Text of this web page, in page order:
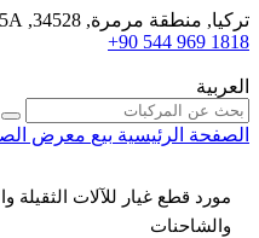
تركيا, منطقة مرمرة, 34528, Kazım Karabekir Cd., 5A
+90 544 969 1818
العربية
الصفحة الرئيسية بيع معرض
مورد قطع غيار للآلات الثقيلة
والشاحنات